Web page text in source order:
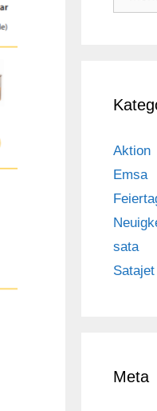
Aktion
Emsa
sata
Meta